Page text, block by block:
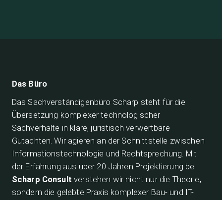
Das Büro
Das Sachverständigenbüro Scharp steht für die
Übersetzung komplexer technologischer
Sachverhalte in klare, juristisch verwertbare
Gutachten. Wir agieren an der Schnittstelle zwischen
Informationstechnologie und Rechtsprechung. Mit
der Erfahrung aus über 20 Jahren Projektierung bei
Scharp Consult verstehen wir nicht nur die Theorie,
sondern die gelebte Praxis komplexer Bau- und IT-